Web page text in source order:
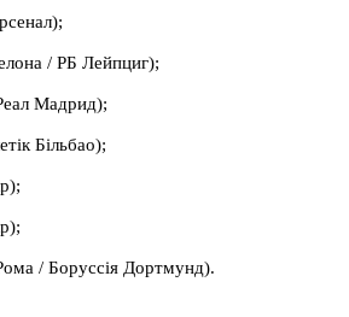
/ РБ Лейпциг);
Мадрид);
Більбао);
/ Боруссія Дортмунд).